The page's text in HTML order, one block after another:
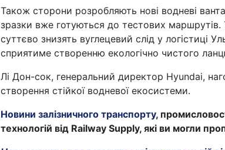
Також сторони розробляють нові водневі
зразки вже готуються до тестових маршрутів.
суттєво знизять вуглецевий слід у логістиці
сприятиме створенню екологічно чистого
Лі Дон-сок, генеральний директор Hyundai,
створення стійкої водневої екосистеми.
Новини залізничного транспорту,
технологій від Railway Supply, які ви могли